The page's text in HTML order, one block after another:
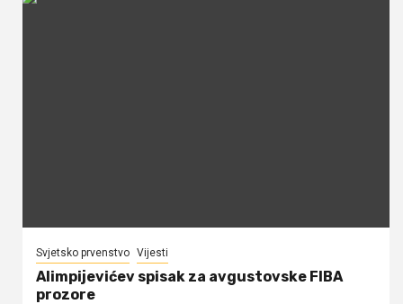
Svjetsko prvenstvo Vijesti
Alimpijevićev spisak za avgustovske FIBA
prozore